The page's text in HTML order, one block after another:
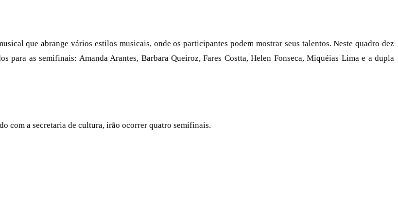
que abrange vários estilos musicais, onde os participantes podem mostrar seus talentos. Neste quadro dez
para as semifinais: Amanda Arantes, Barbara Queiroz, Fares Costta, Helen Fonseca, Miquéias Lima e a dupla
a secretaria de cultura, irão ocorrer quatro semifinais.